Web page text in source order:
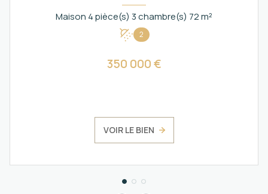
Maison 4 pièce(s) 3 chambre(s) 72 m²
2
350 000 €
VOIR LE BIEN